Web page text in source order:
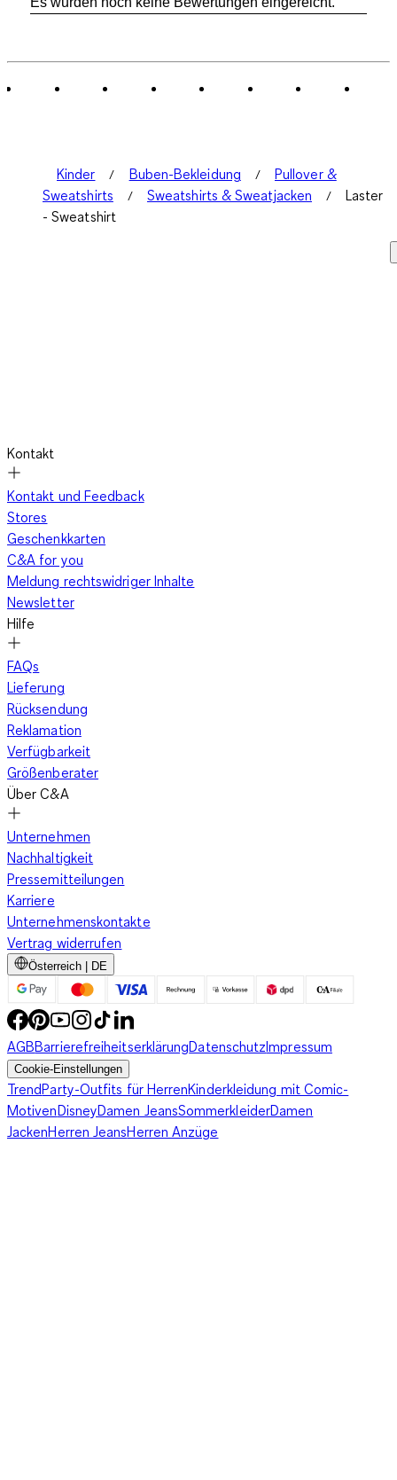
Kinder Buben-Bekleidung
Pullover &
Sweatshirts
Sweatshirts & Sweatjacken
Laster
- Sweatshirt
Kontakt
Kontakt und Feedback
Stores
Geschenkkarten
C&A for you
Meldung rechtswidriger Inhalte
Newsletter
Hilfe
FAQs
Lieferung
Rücksendung
Reklamation
Verfügbarkeit
Größenberater
Über C&A
Unternehmen
Nachhaltigkeit
Pressemitteilungen
Karriere
Unternehmenskontakte
Vertrag widerrufen
Österreich | DE
AGBBarrierefreiheitserklärungDatenschutzImpressum
Cookie-Einstellungen
TrendParty-Outfits für HerrenKinderkleidung mit Comic-
MotivenDisneyDamen JeansSommerkleiderDamen
JackenHerren JeansHerren Anzüge